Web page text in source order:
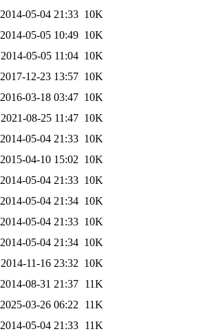
2014-05-04 21:33 10K
2014-05-05 10:49 10K
2014-05-05 11:04 10K
2017-12-23 13:57 10K
2016-03-18 03:47 10K
2021-08-25 11:47 10K
2014-05-04 21:33 10K
2015-04-10 15:02 10K
2014-05-04 21:33 10K
2014-05-04 21:34 10K
2014-05-04 21:33 10K
2014-05-04 21:34 10K
2014-11-16 23:32 10K
2014-08-31 21:37 11K
2025-03-26 06:22
11K
2014-05-04 21:33 11K